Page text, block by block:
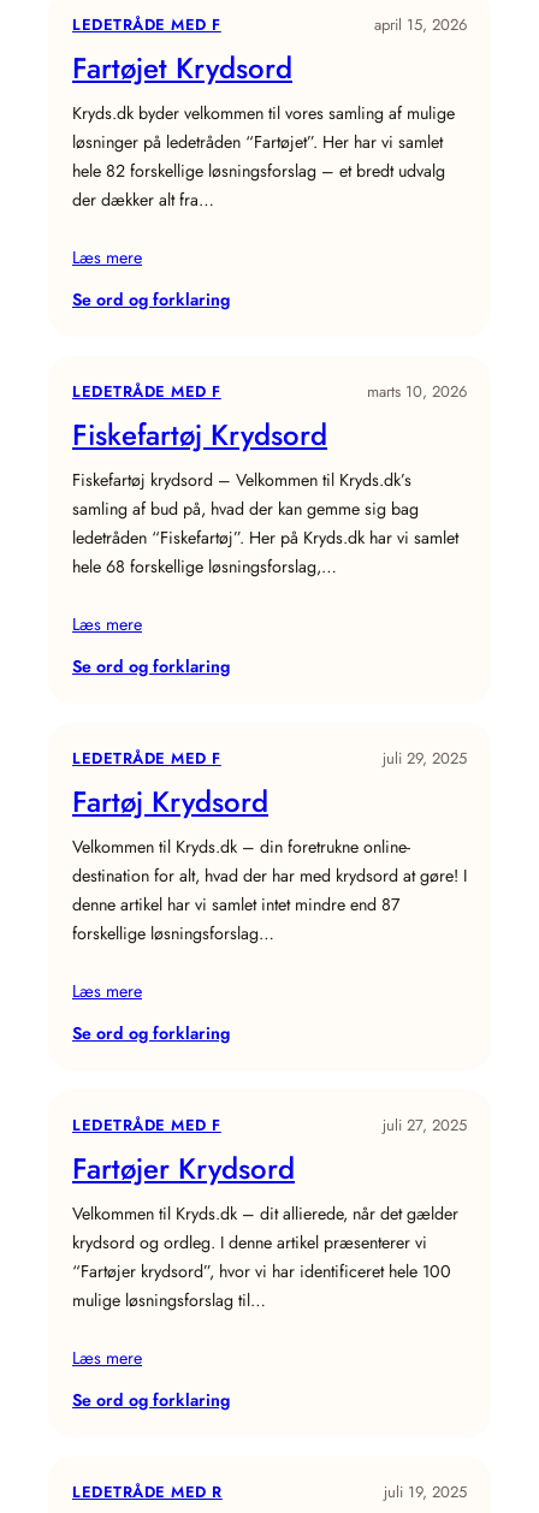
LEDETRÅDE MED F april 15, 2026
Fartøjet Krydsord
Kryds.dk byder velkommen til vores samling af mulige
løsninger på ledetråden “Fartøjet”. Her har vi samlet
hele 82 forskellige løsningsforslag – et bredt udvalg
der dækker alt fra…
Læs mere
Se ord og forklaring:
LEDETRÅDE MED F marts 10, 2026
Fiskefartøj Krydsord
Fiskefartøj krydsord – Velkommen til Kryds.dk’s
samling af bud på, hvad der kan gemme sig bag
ledetråden “Fiskefartøj”. Her på Kryds.dk har vi samlet
hele 68 forskellige løsningsforslag,…
Læs mere
Se ord og forklaring:
LEDETRÅDE MED F juli 29, 2025
Fartøj Krydsord
Velkommen til Kryds.dk – din foretrukne online-
destination for alt, hvad der har med krydsord at gøre! I
denne artikel har vi samlet intet mindre end 87
forskellige løsningsforslag…
Læs mere
Se ord og forklaring:
LEDETRÅDE MED F juli 27, 2025
Fartøjer Krydsord
Velkommen til Kryds.dk – dit allierede, når det gælder
krydsord og ordleg. I denne artikel præsenterer vi
“Fartøjer krydsord”, hvor vi har identificeret hele 100
mulige løsningsforslag til…
Læs mere
Se ord og forklaring:
LEDETRÅDE MED R juli 19, 2025